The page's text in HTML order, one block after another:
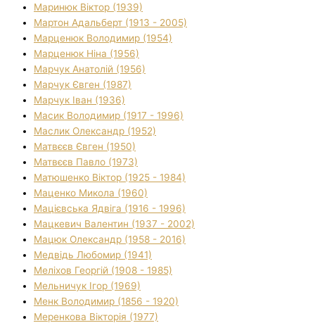
Маринюк Віктор (1939)
Мартон Адальберт (1913 - 2005)
Марценюк Володимир (1954)
Марценюк Ніна (1956)
Марчук Анатолій (1956)
Марчук Євген (1987)
Марчук Іван (1936)
Масик Володимир (1917 - 1996)
Маслик Олександр (1952)
Матвєєв Євген (1950)
Матвєєв Павло (1973)
Матюшенко Віктор (1925 - 1984)
Маценко Микола (1960)
Мацієвська Ядвіга (1916 - 1996)
Мацкевич Валентин (1937 - 2002)
Мацюк Олександр (1958 - 2016)
Медвідь Любомир (1941)
Меліхов Георгій (1908 - 1985)
Мельничук Ігор (1969)
Менк Володимир (1856 - 1920)
Меренкова Вікторія (1977)